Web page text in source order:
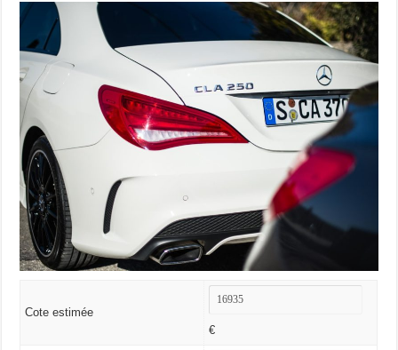
Cote estimée
€